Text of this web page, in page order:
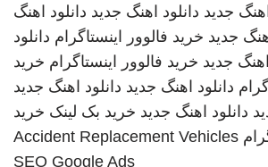
جدید دانلود اهنگ جدید دانلود اهنگ
جدید خرید فالوور اینستاگرام دانلود
اهنگ جدید خرید فالوور اینستاگرام خرید
دانلود اهنگ جدید دانلود اهنگ جدید
دانلود اهنگ جدید خرید بک لینک خرید
Accident Replacement Vehicles
SEO Google Ads